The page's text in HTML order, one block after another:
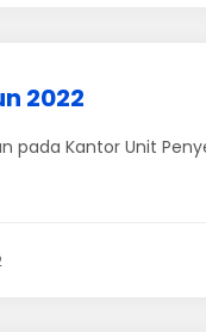
2022
pada Kantor Unit